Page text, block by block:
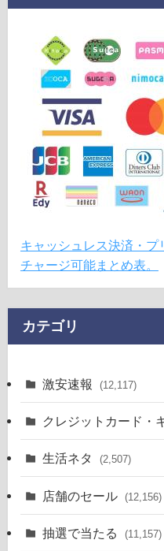
キャッシュレス決済・
チャージ可能まとめ表。
カテゴリ
激安速報 (12,117)
クレジットカード・
生活ネタ (2,507)
店舗のセール (12,156)
抽選で当たる (11,157)